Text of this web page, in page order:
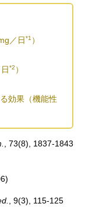
／日*1 ）
*2 ）
効果 （機能性
, 73(8), 1837-1843
, 9(3), 115-125